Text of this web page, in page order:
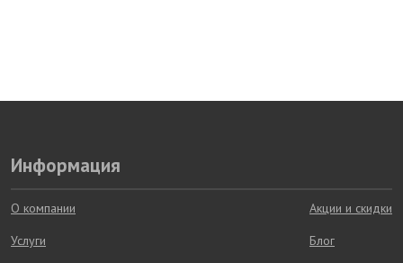
Информация
О компании
Услуги
Акции и скидки
Блог